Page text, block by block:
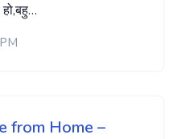
from Home –